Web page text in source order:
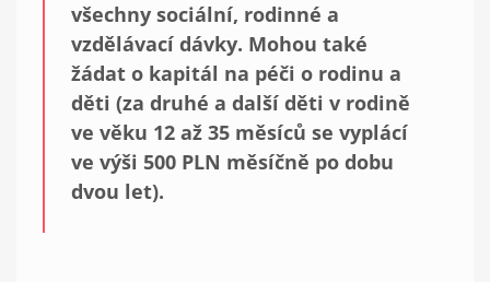
všechny sociální, rodinné a
vzdělávací dávky. Mohou také
žádat o kapitál na péči o rodinu a
děti (za druhé a další děti v rodině
ve věku 12 až 35 měsíců se vyplácí
ve výši 500 PLN měsíčně po dobu
dvou let).